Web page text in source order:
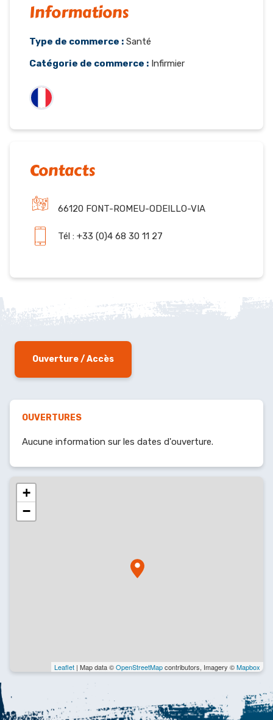
Informations
Type de commerce : Santé
Catégorie de commerce : Infirmier
Contacts
66120 FONT-ROMEU-ODEILLO-VIA
Tél : +33 (0)4 68 30 11 27
Ouverture / Accès
OUVERTURES
Aucune information sur les dates d'ouverture.
+
−
Leaflet | Map data ©OpenStreetMapcontributors, Imagery ©Mapbox